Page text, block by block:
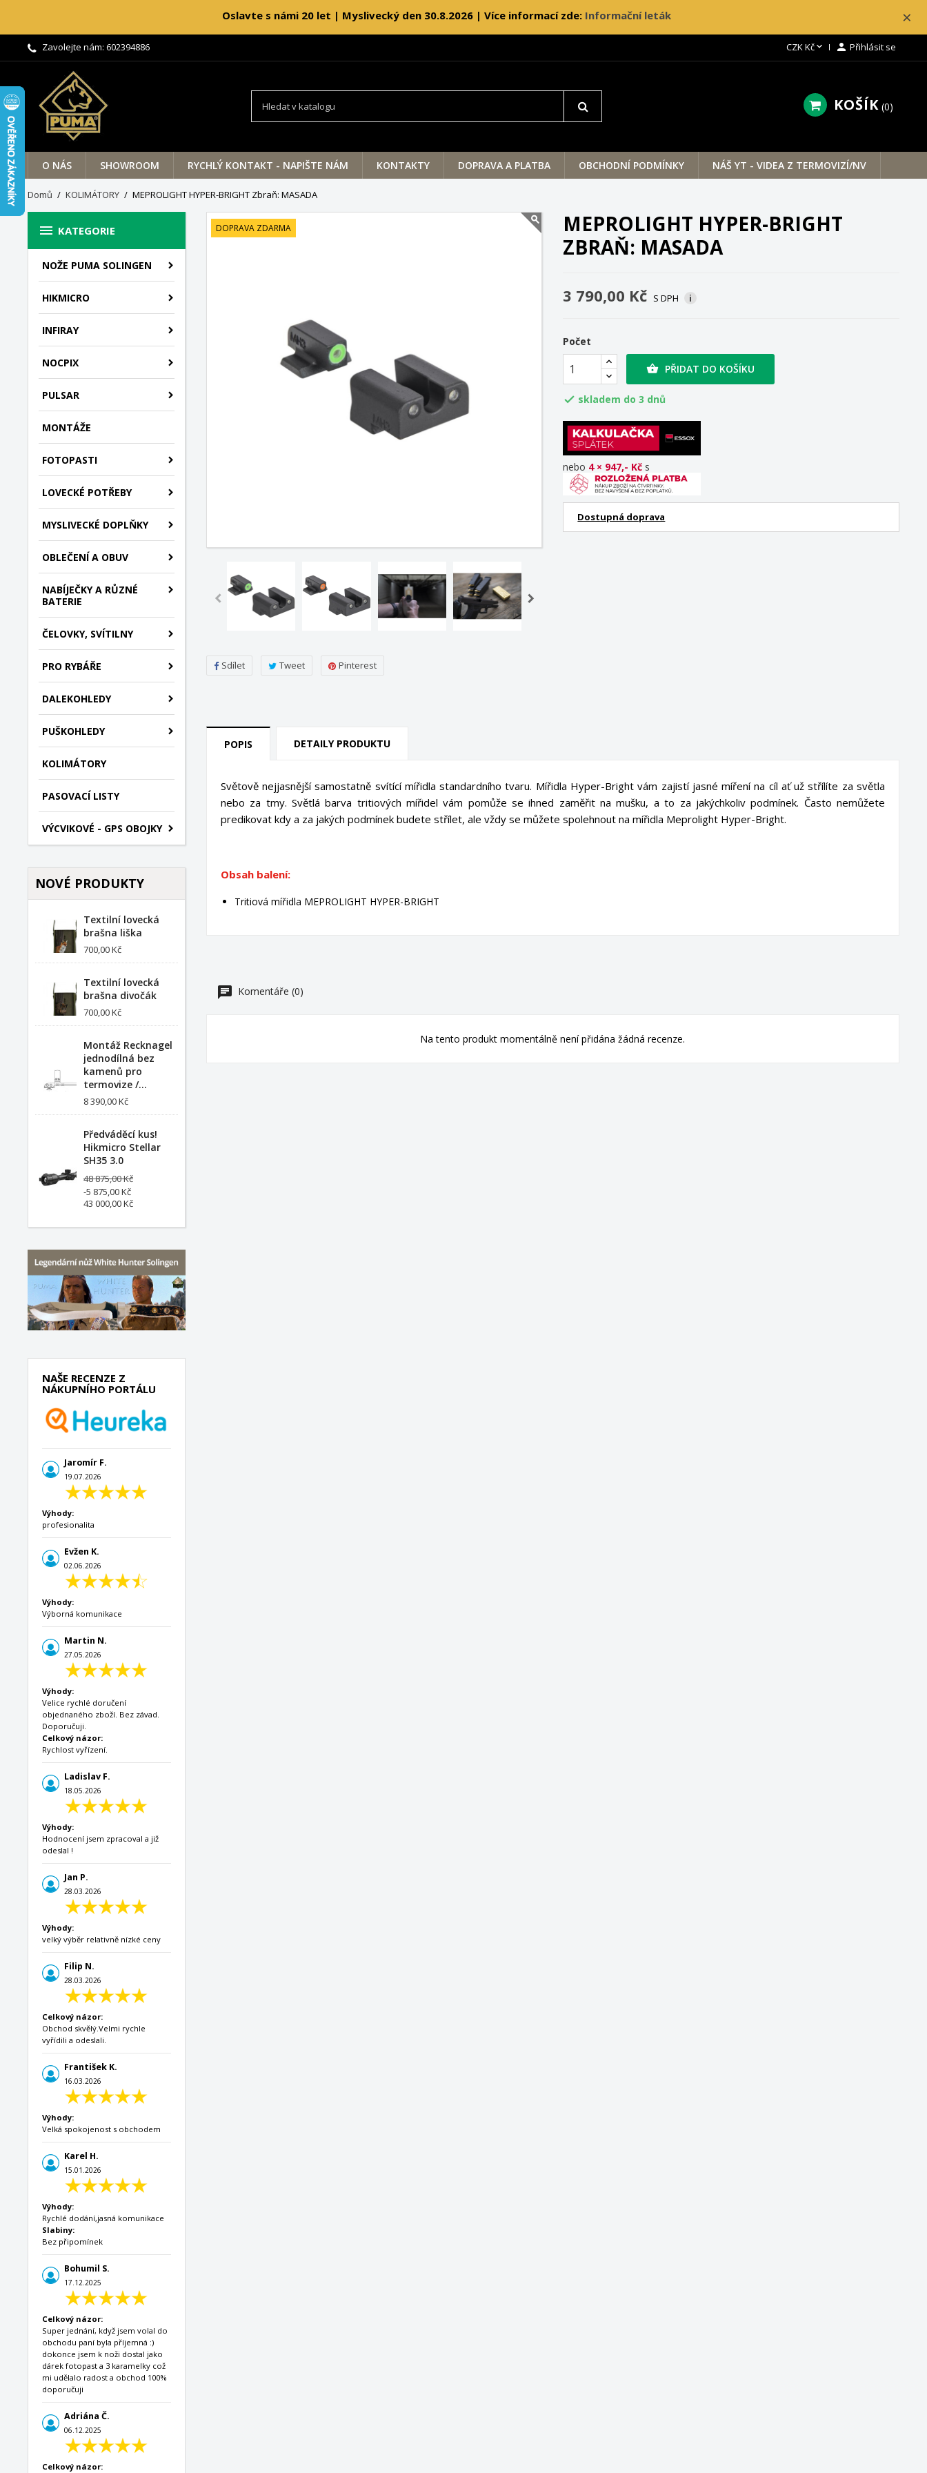
×
Oslavte s námi 20 let | Myslivecký den 30.8.2026 | Více informací zde: Informační leták
Zavolejte nám: 602394886 CZK Kč  Přihlásit se
KOŠÍK 0
O NÁS SHOWROOM RYCHLÝ KONTAKT - NAPIŠTE NÁM KONTAKTY DOPRAVA A PLATBA OBCHODNÍ PODMÍNKY NÁŠ YT - VIDEA Z TERMOVIZÍ/NV
Domů KOLIMÁTORY MEPROLIGHT HYPER-BRIGHT Zbraň: MASADA
 KATEGORIE
NOŽE PUMA SOLINGEN
HIKMICRO
INFIRAY
NOCPIX
PULSAR
MONTÁŽE
FOTOPASTI
LOVECKÉ POTŘEBY
MYSLIVECKÉ DOPLŇKY
OBLEČENÍ A OBUV
NABÍJEČKY A RŮZNÉ
BATERIE
ČELOVKY, SVÍTILNY
PRO RYBÁŘE
DALEKOHLEDY
PUŠKOHLEDY
KOLIMÁTORY
PASOVACÍ LISTY
VÝCVIKOVÉ - GPS OBOJKY
NOVÉ PRODUKTY
Textilní lovecká
brašna liška
700,00 Kč
Textilní lovecká
brašna divočák
700,00 Kč
Montáž Recknagel
jednodílná bez
kamenů pro
termovize /...
8 390,00 Kč
Předváděcí kus!
Hikmicro Stellar
SH35 3.0
48 875,00 Kč
-5 875,00 Kč
43 000,00 Kč
NAŠE RECENZE Z
NÁKUPNÍHO PORTÁLU
Jaromír F.
19.07.2026
Výhody:
profesionalita
Evžen K.
02.06.2026
Výhody:
Výborná komunikace
Martin N.
27.05.2026
Výhody:
Velice rychlé doručení
objednaného zboží. Bez závad.
Doporučuji.
Celkový názor:
Rychlost vyřízení.
Ladislav F.
18.05.2026
Výhody:
Hodnocení jsem zpracoval a již
odeslal !
Jan P.
28.03.2026
Výhody:
velký výběr relativně nízké ceny
Filip N.
28.03.2026
Celkový názor:
Obchod skvělý.Velmi rychle
vyřídili a odeslali.
František K.
16.03.2026
Výhody:
Velká spokojenost s obchodem
Karel H.
15.01.2026
Výhody:
Rychlé dodání,jasná komunikace
Slabiny:
Bez připomínek
Bohumil S.
17.12.2025
Celkový názor:
Super jednání, když jsem volal do
obchodu paní byla příjemná :)
dokonce jsem k noži dostal jako
dárek fotopast a 3 karamelky což
mi udělalo radost a obchod 100%
doporučuji
Adriána Č.
06.12.2025
Celkový názor:
DOPRAVA ZDARMA
Sdílet Tweet Pinterest
MEPROLIGHT HYPER-BRIGHT
ZBRAŇ: MASADA
3 790,00 Kč S DPH i
Počet
 PŘIDAT DO KOŠÍKU
 skladem do 3 dnů
nebo 4 × 947,- Kč s
Dostupná doprava
POPIS DETAILY PRODUKTU
Světově nejjasnější samostatně svítící mířidla standardního tvaru. Mířidla Hyper-Bright vám zajistí jasné míření na cíl ať už střílíte za světla
nebo za tmy. Světlá barva tritiových mířidel vám pomůže se ihned zaměřit na mušku, a to za jakýchkoliv podmínek. Často nemůžete
predikovat kdy a za jakých podmínek budete střílet, ale vždy se můžete spolehnout na mířidla Meprolight Hyper-Bright.
Obsah balení:
Tritiová mířidla MEPROLIGHT HYPER-BRIGHT
Komentáře (0)
Na tento produkt momentálně není přidána žádná recenze.